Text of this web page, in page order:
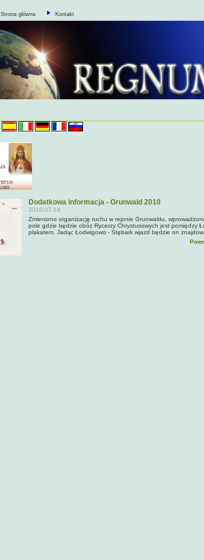
Strona główna Kontakt
Dodatkowa informacja - Grunwald 2010
2010-07-14
Zmieniono organizację ruchu w rejonie Grunwaldu,
pole gdzie będzie obóz Rycerzy Chrystusowych jest pomiędzy
plakatem. Jadąc Łodwigowo - Stębark wjazd będzie on